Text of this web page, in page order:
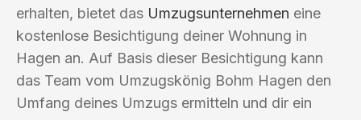
erhalten, bietet das Umzugsunternehmen eine
kostenlose Besichtigung deiner Wohnung in
Hagen an. Auf Basis dieser Besichtigung kann
das Team vom Umzugskönig Bohm Hagen den
Umfang deines Umzugs ermitteln und dir ein